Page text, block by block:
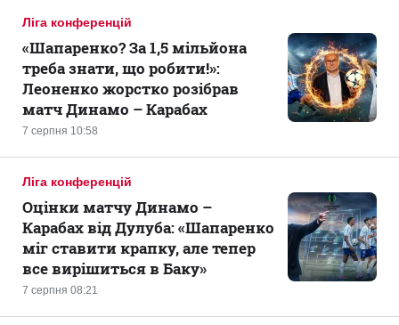
Ліга конференцій
7 серпня 10:58
«Шапаренко? За 1,5 мільйона
треба знати, що робити!»:
Леоненко жорстко розібрав
матч Динамо – Карабах
Ліга конференцій
7 серпня 08:21
Оцінки матчу Динамо –
Карабах від Дулуба: «Шапаренко
міг ставити крапку, але тепер
все вирішиться в Баку»